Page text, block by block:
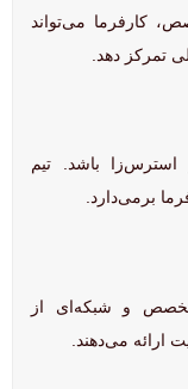
کارفرما می‌تواند
تمرکز دهد.
استرس‌زا باشد. تیم
برمی‌دارد.
و شبکه‌ای از
ارائه می‌دهند.